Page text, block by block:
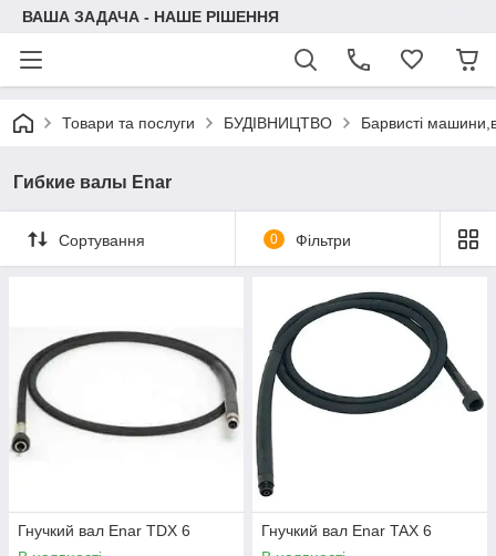
ВАША ЗАДАЧА - НАШЕ РІШЕННЯ
Товари та послуги БУДІВНИЦТВО Барвисті
Гибкие валы Enar
Сортування 0 Фільтри
Гнучкий вал Enar TDX 6
Гнучкий вал Enar TAX 6